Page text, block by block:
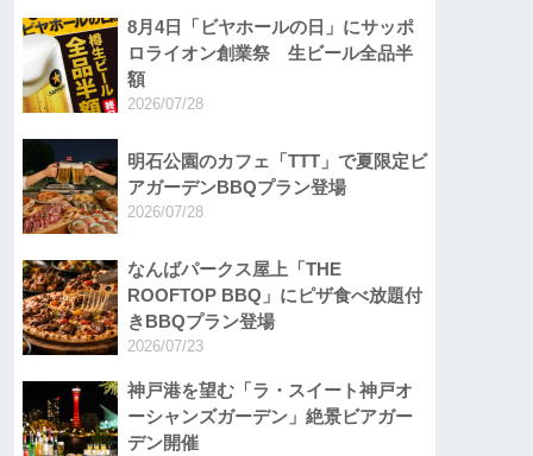
8月4日「ビヤホールの日」にサッポ
ロライオン創業祭 生ビール全品半
額
2026/07/28
明石公園のカフェ「TTT」で夏限定ビ
アガーデンBBQプラン登場
2026/07/28
なんばパークス屋上「THE
ROOFTOP BBQ」にピザ食べ放題付
きBBQプラン登場
2026/07/23
神戸港を望む「ラ・スイート神戸オ
ーシャンズガーデン」絶景ビアガー
デン開催